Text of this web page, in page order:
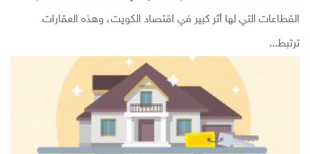
القطاعات التي لها أثر كبير في اقتصاد الكويت، وهذه العقارات
ترتبط...